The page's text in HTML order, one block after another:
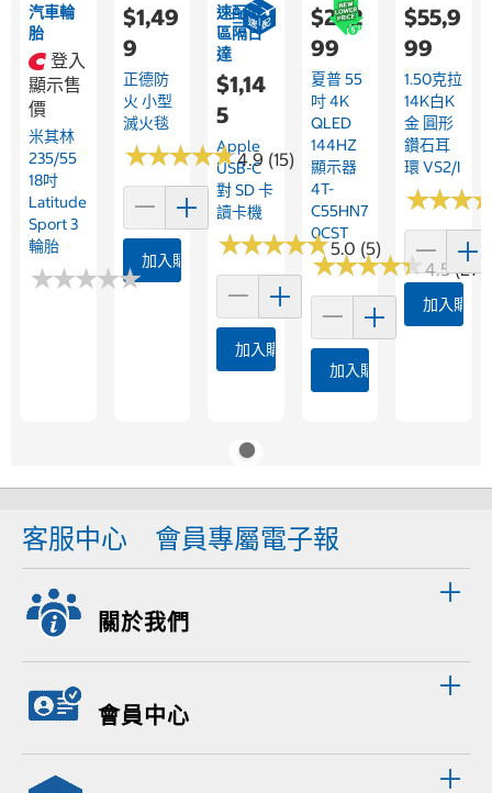
汽車輪
胎
登入
顯示售
價
米其林
235/55
18吋
Latitude
Sport 3
輪胎
★★★★★
★★★★★
$1,49
9
正德防
火 小型
滅火毯
★★★★★
★★★★★4.9 (15)
加入購物車
速配限
區隔日
達
$1,14
5
Apple
USB-C
對 SD 卡
讀卡機
★★★★★
★★★★★5.0 (5)
加入購物車
$21,2
99
夏普 55
吋 4K
QLED
144HZ
顯示器
4T-
C55HN7
0CST
★★★★★
★★★★★4.5 (27)
加入購物車
$55,9
99
1.50克拉
14K白K
金 圓形
鑽石耳
環 VS2/I
★★★
★★★
加入購物
客服中心 會員專屬電子報
關於我們
會員中心